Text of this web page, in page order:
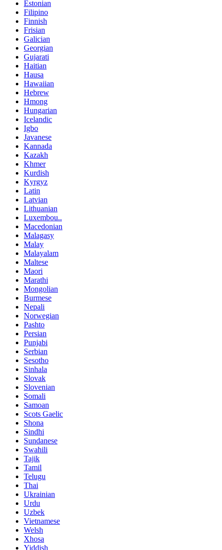
Estonian
Filipino
Finnish
Frisian
Galician
Georgian
Gujarati
Haitian
Hausa
Hawaiian
Hebrew
Hmong
Hungarian
Icelandic
Igbo
Javanese
Kannada
Kazakh
Khmer
Kurdish
Kyrgyz
Latin
Latvian
Lithuanian
Luxembou..
Macedonian
Malagasy
Malay
Malayalam
Maltese
Maori
Marathi
Mongolian
Burmese
Nepali
Norwegian
Pashto
Persian
Punjabi
Serbian
Sesotho
Sinhala
Slovak
Slovenian
Somali
Samoan
Scots Gaelic
Shona
Sindhi
Sundanese
Swahili
Tajik
Tamil
Telugu
Thai
Ukrainian
Urdu
Uzbek
Vietnamese
Welsh
Xhosa
Yiddish